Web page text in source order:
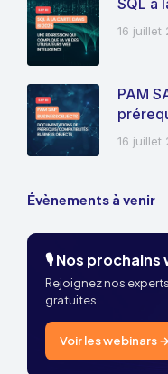
SQL à
16 juillet
PAM
16 juillet
Évènements à venir
🎙️ Nos prochains
Rejoignez nos
gratuites
Voir les webinars →